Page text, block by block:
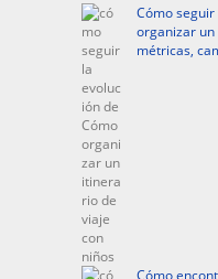
Cómo
organizar un
métricas,
Cómo